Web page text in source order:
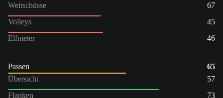
Weitschüsse
67
Volleys
45
Elfmeter
46
Passen
65
Übersicht
57
Flanken
73